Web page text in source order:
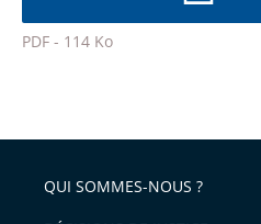
l'article
pour
la
police
PDF - 114 Ko
l'article
QUI SOMMES-NOUS ?